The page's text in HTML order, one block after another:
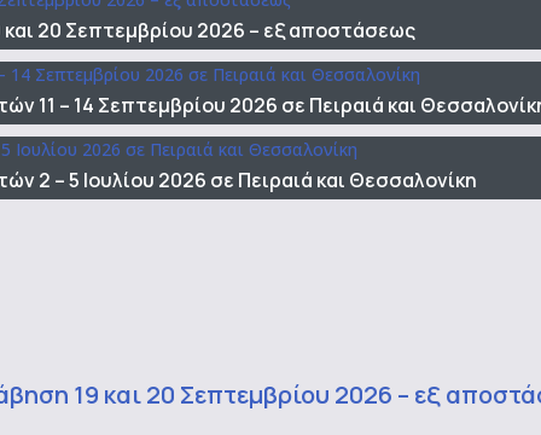
20 Σεπτεμβρίου 2026 – εξ αποστάσεως
11 – 14 Σεπτεμβρίου 2026 σε Πειραιά και
2 – 5 Ιουλίου 2026 σε Πειραιά και Θεσσαλονίκη
19 και 20 Σεπτεμβρίου 2026 – εξ